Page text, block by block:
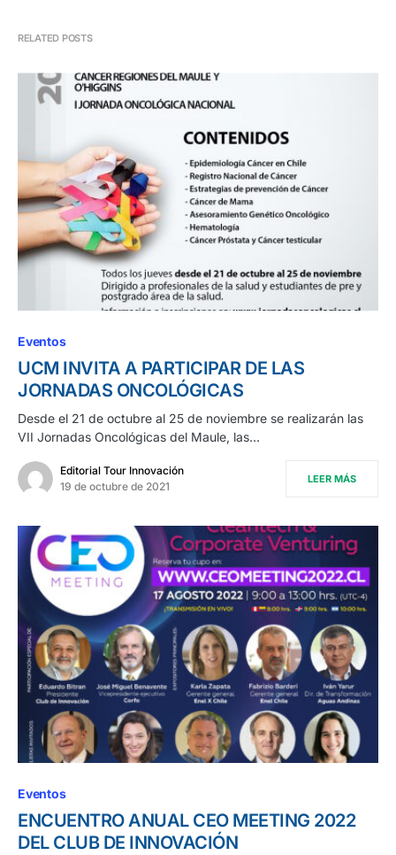
RELATED POSTS
Eventos
UCM INVITA A PARTICIPAR DE LAS
JORNADAS ONCOLÓGICAS
Desde el 21 de octubre al 25 de noviembre se realizarán las
VII Jornadas Oncológicas del Maule, las…
Editorial Tour Innovación
19 de octubre de 2021
LEER MÁS
Eventos
ENCUENTRO ANUAL CEO MEETING 2022
DEL CLUB DE INNOVACIÓN